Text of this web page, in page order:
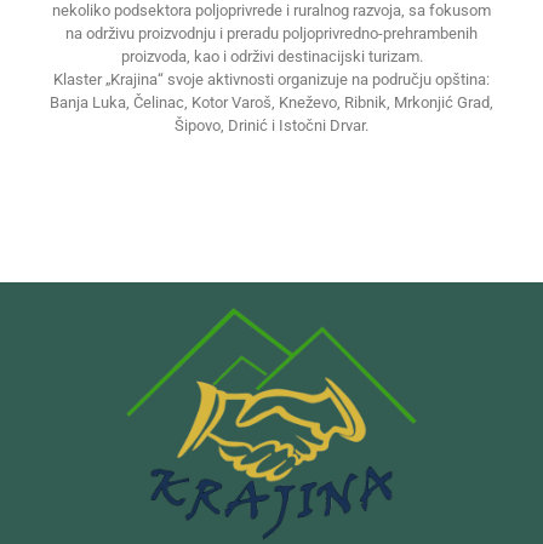
nekoliko podsektora poljoprivrede i ruralnog razvoja, sa fokusom
na održivu proizvodnju i preradu poljoprivredno-prehrambenih
proizvoda, kao i održivi destinacijski turizam.
Klaster „Krajina“ svoje aktivnosti organizuje na području opština:
Banja Luka, Čelinac, Kotor Varoš, Kneževo, Ribnik, Mrkonjić Grad,
Šipovo, Drinić i Istočni Drvar.